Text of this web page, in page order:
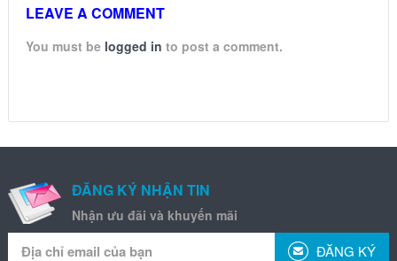
LEAVE A COMMENT
You must be logged in to post a comment.
ĐĂNG KÝ NHẬN TIN
Nhận ưu đãi và khuyến mãi
ĐĂNG KÝ